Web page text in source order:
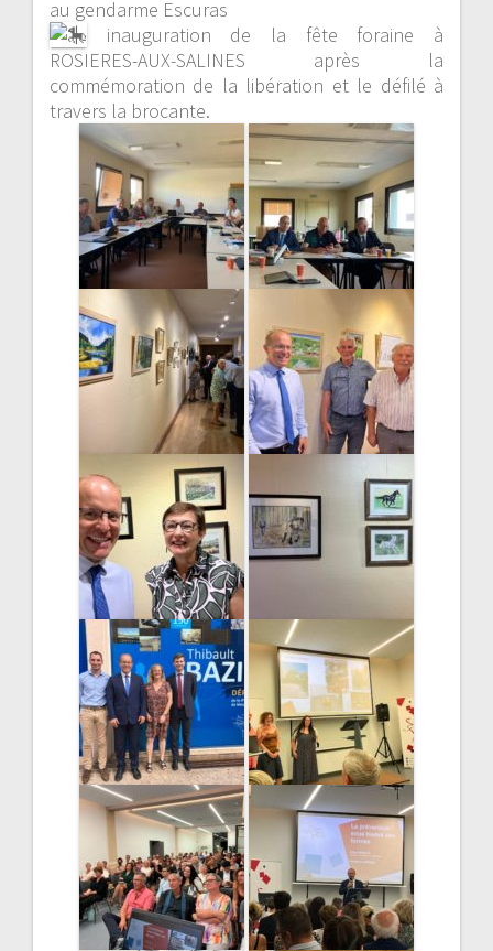
au gendarme Escuras
inauguration de la fête foraine à
ROSIERES-AUX-SALINES après la
commémoration de la libération et le défilé à
travers la brocante.